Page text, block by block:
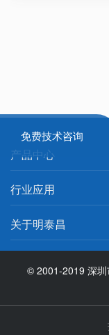
免费技术咨询
产品中心
行业应用
关于明泰昌
© 2001-2019 深圳